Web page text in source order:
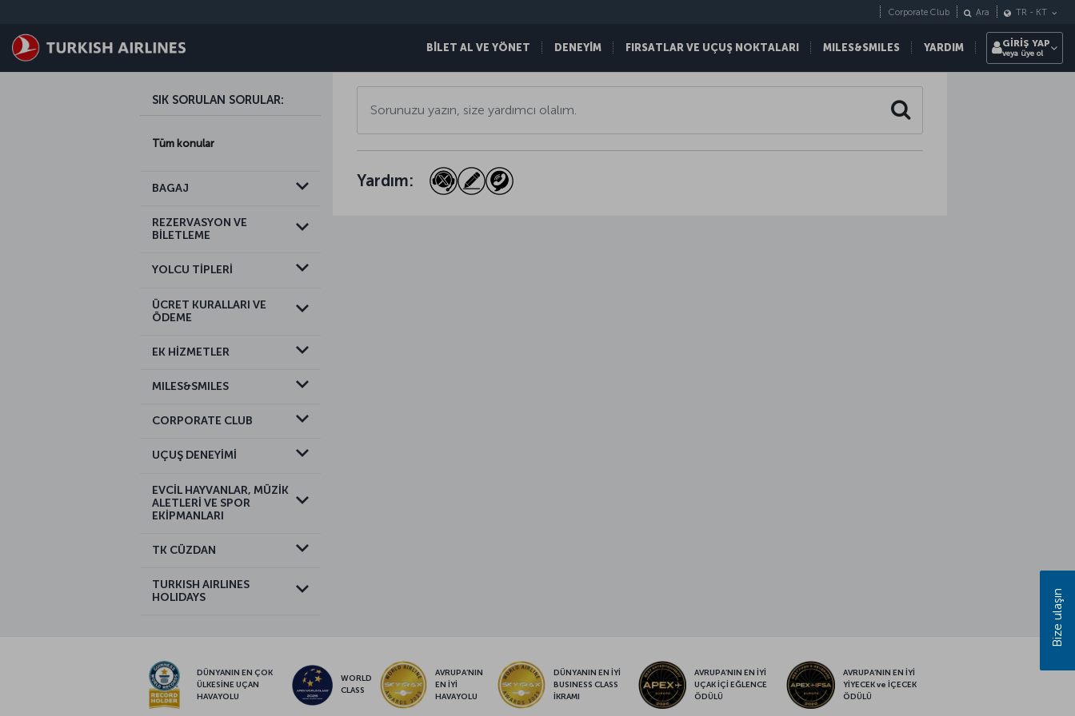
BİLET AL VE YÖNET DENEYİM FIRSATLAR VE UÇUŞ NOKTALARI MILES&SMILES YARDIM
Corporate Club Ara TR - KT
GİRİŞ YAP
veya üye ol
SIK SORULAN SORULAR:
Tüm konular
BAGAJ
REZERVASYON VE
BİLETLEME
YOLCU TİPLERİ
ÜCRET KURALLARI VE
ÖDEME
EK HİZMETLER
MILES&SMILES
CORPORATE CLUB
UÇUŞ DENEYİMİ
EVCİL HAYVANLAR, MÜZİK
ALETLERİ VE SPOR
EKİPMANLARI
TK CÜZDAN
TURKISH AIRLINES
HOLIDAYS
Search
Yardım:
DÜNYANIN EN ÇOK
ÜLKESİNE UÇAN
HAVAYOLU
WORLD
CLASS
AVRUPA’NIN
EN İYİ
HAVAYOLU
DÜNYANIN EN İYİ
BUSINESS CLASS
İKRAMI
AVRUPA’NIN EN İYİ
UÇAK İÇİ EĞLENCE
ÖDÜLÜ
AVRUPA’NIN EN İYİ
YİYECEK ve İÇECEK
ÖDÜLÜ
Bize ulaşın